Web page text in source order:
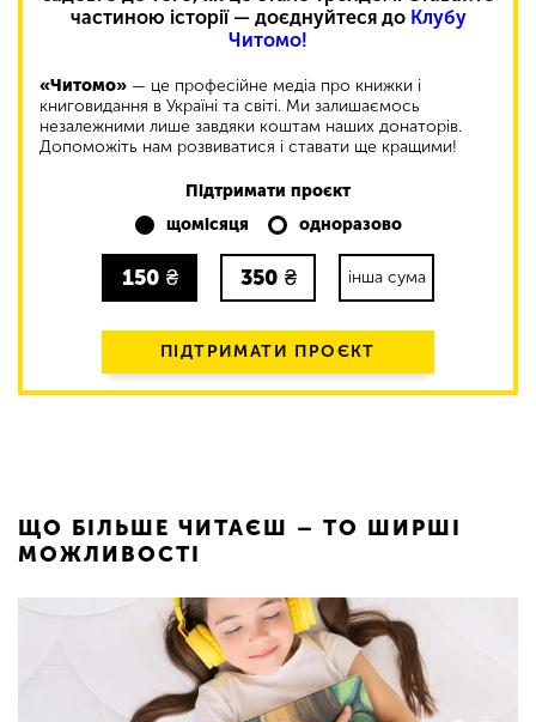
частиною історії — доєднуйтеся до Клубу
Читомо!
«Читомо» — це професійне медіа про книжки і
книговидання в Україні та світі. Ми залишаємось
незалежними лише завдяки коштам наших донаторів.
Допоможіть нам розвиватися і ставати ще кращими!
Підтримати проєкт
щомісяця
одноразово
150 ₴ 350 ₴ інша сума
ПІДТРИМАТИ ПРОЄКТ
ЩО БІЛЬШЕ ЧИТАЄШ – ТО ШИРШІ
МОЖЛИВОСТІ